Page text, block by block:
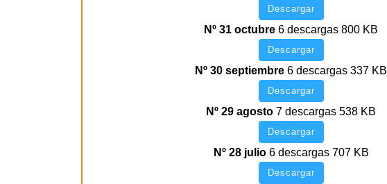
Descargar
Nº 31 octubre 6 descargas 800 KB
Descargar
Nº 30 septiembre 6 descargas 337 KB
Descargar
Nº 29 agosto 7 descargas 538 KB
Descargar
Nº 28 julio 6 descargas 707 KB
Descargar